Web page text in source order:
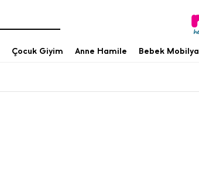
Çocuk Giyim Anne Hamile Bebek Mobilya